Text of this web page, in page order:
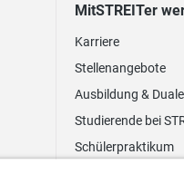
MitSTREITer
Karriere
Stellenangebote
Ausbildung &
Studierende bei
Schülerpraktikum